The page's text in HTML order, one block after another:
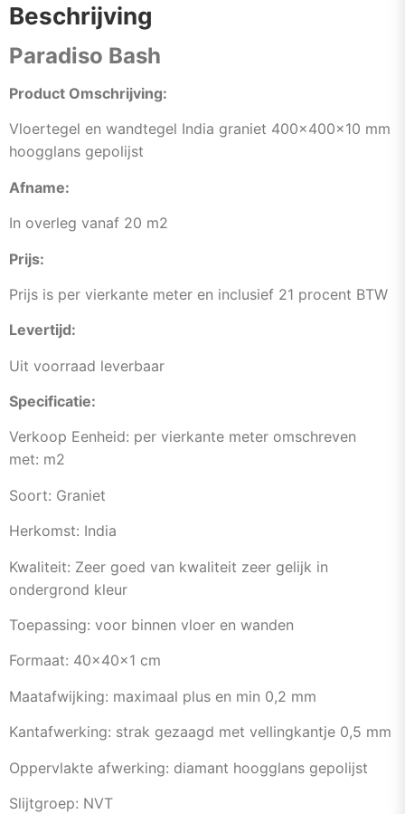
Beschrijving
Paradiso Bash
Product Omschrijving:
Vloertegel en wandtegel India graniet 400x400x10 mm
hoogglans gepolijst
Afname:
In overleg vanaf 20 m2
Prijs:
Prijs is per vierkante meter en inclusief 21 procent BTW
Levertijd:
Uit voorraad leverbaar
Specificatie:
Verkoop Eenheid: per vierkante meter omschreven
met: m2
Soort: Graniet
Herkomst: India
Kwaliteit: Zeer goed van kwaliteit zeer gelijk in
ondergrond kleur
Toepassing: voor binnen vloer en wanden
Formaat: 40x40x1 cm
Maatafwijking: maximaal plus en min 0,2 mm
Kantafwerking: strak gezaagd met vellingkantje 0,5 mm
Oppervlakte afwerking: diamant hoogglans gepolijst
Slijtgroep: NVT